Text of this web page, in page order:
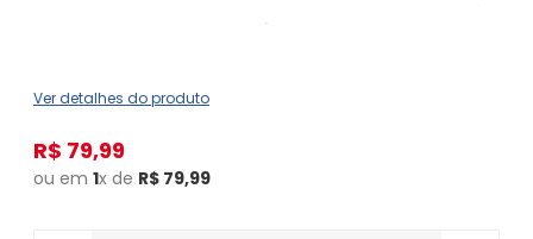
Ver detalhes do produto
R$ 79,99
ou em 1x de R$ 79,99